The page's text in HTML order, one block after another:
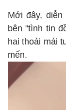
Mới đây, diễn
bên "tình tin
hai thoải mái
mến.